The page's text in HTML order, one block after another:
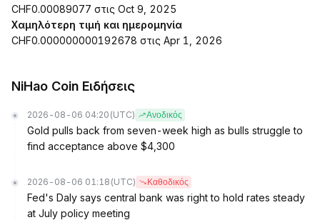
CHF0.00089077 στις Oct 9, 2025
Χαμηλότερη τιμή και ημερομηνία
CHF0.000000000192678 στις Apr 1, 2026
NiHao Coin Ειδήσεις
2026-08-06 04:20 (UTC) Ανοδικός
Gold pulls back from seven-week high as bulls struggle to
find acceptance above $4,300
2026-08-06 01:18 (UTC) Καθοδικός
Fed's Daly says central bank was right to hold rates steady
at July policy meeting